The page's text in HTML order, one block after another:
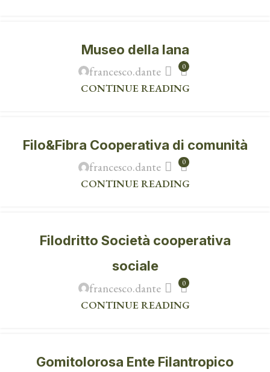
Museo della lana
francesco.dante 0
CONTINUE READING
Filo&Fibra Cooperativa di comunità
francesco.dante 0
CONTINUE READING
Filodritto Società cooperativa
sociale
francesco.dante 0
CONTINUE READING
Gomitolorosa Ente Filantropico